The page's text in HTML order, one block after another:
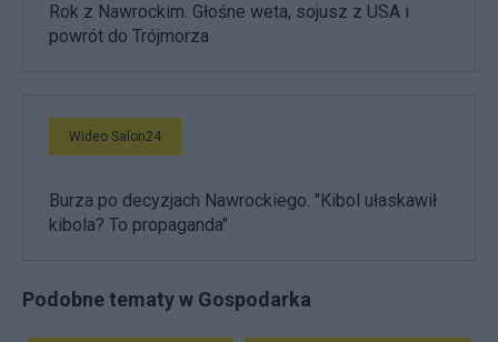
Rok z Nawrockim. Głośne weta, sojusz z USA i
powrót do Trójmorza
Wideo Salon24
Burza po decyzjach Nawrockiego. "Kibol ułaskawił
kibola? To propaganda"
Podobne tematy w Gospodarka